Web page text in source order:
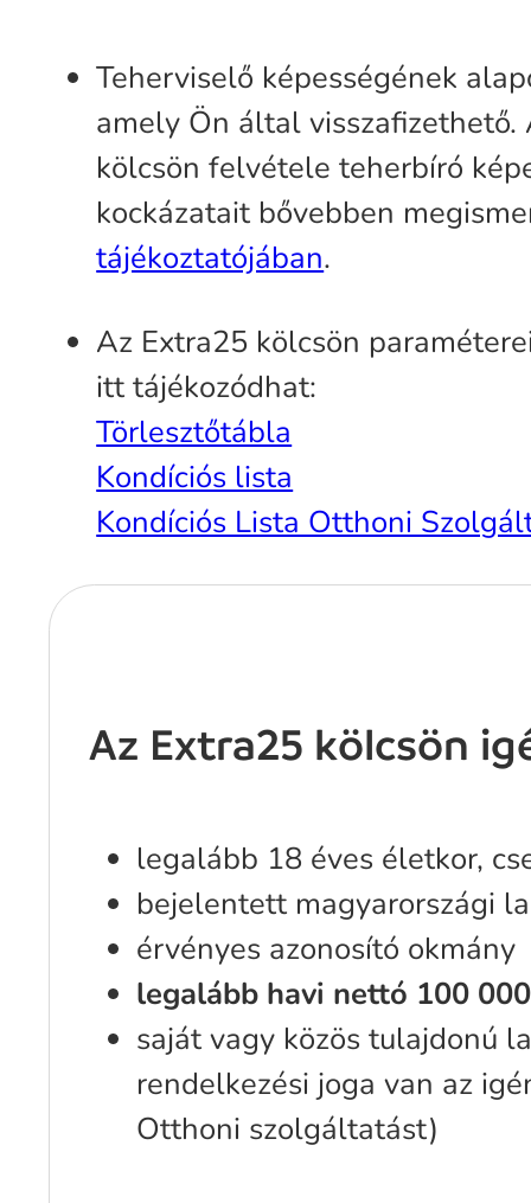
Teherviselő képességének
amely Ön által
kölcsön felvétele teherbíró
kockázatait bővebben
tájékoztatójában.
Az Extra25 kölcsön
itt tájékozódhat:
Törlesztőtábla
Kondíciós lista
Kondíciós Lista Otthoni
Az Extra25 kölcsön
legalább 18 éves életkor,
bejelentett magyarországi
érvényes azonosító okmány
legalább havi nettó 100
saját vagy közös tulajdonú
rendelkezési joga van az
Otthoni szolgáltatást)